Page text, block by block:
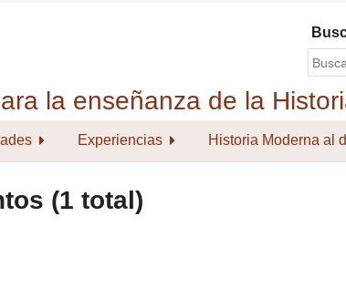
Experiencias Historia Moderna al
(1 total)